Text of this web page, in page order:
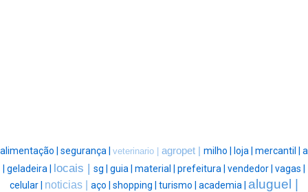
alimentação | segurança | veterinario | agropet | milho | loja | mercantil | a
| geladeira | locais | sg | guia | material | prefeitura | vendedor | vagas |
celular | noticias | aço | shopping | turismo | academia | aluguel |